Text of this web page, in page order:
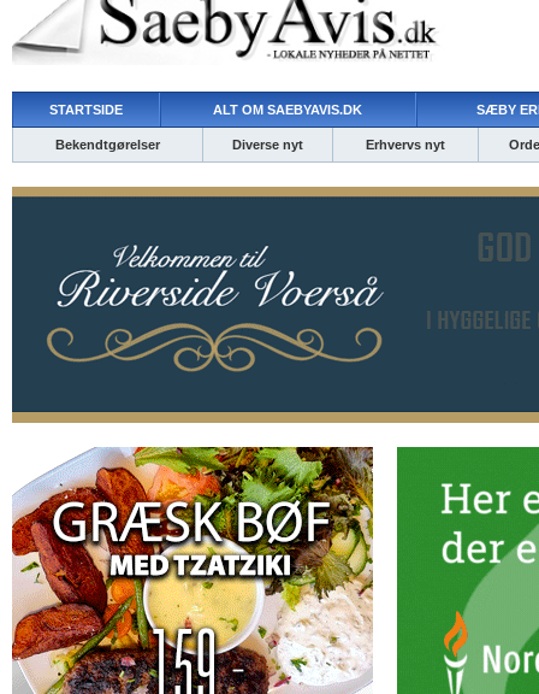
STARTSIDE ALT OM SAEBYAVIS.DK SÆBY
Bekendtgørelser Diverse nyt Erhvervs nyt